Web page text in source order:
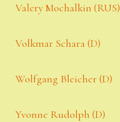
Valery Mochalkin (RUS)
Volkmar Schara (D)
Wolfgang Bleicher (D)
Yvonne Rudolph (D)